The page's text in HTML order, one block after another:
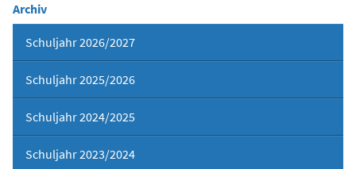
Archiv
Schuljahr 2026/2027
Schuljahr 2025/2026
Schuljahr 2024/2025
Schuljahr 2023/2024